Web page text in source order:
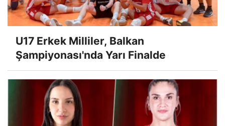
U17 Erkek Milliler, Balkan
Şampiyonası'nda Yarı Finalde